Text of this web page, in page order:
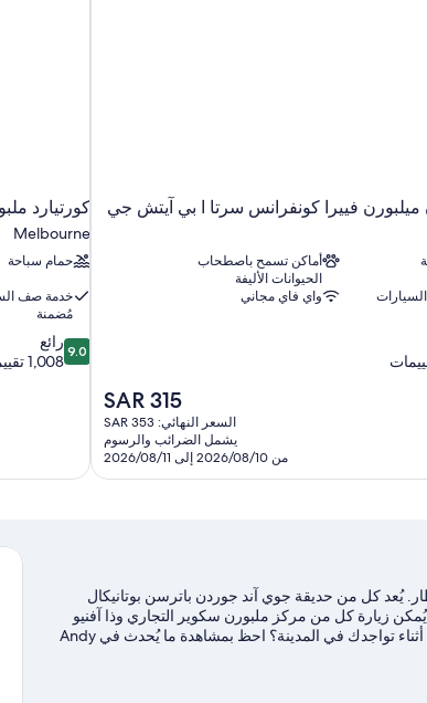
ميلبورن فييرا كونفرانس سرتا ا بي آيتش جي
أماكن تسمح باصطحاب
الحيوانات الأليفة
واي فاي مجاني
السعر
الحالي
هو
SAR
315
SAR 315
السعر النهائي: SAR 353
يشمل الضرائب والرسوم
من 2026/08/10 إلى 2026/08/11
كورتيارد
Melbourne
حمام سباحة
خدمة صف
مُضمنة
9.0
من
9.0 رائع
1,008 تقييمات
يُعد كل من حديقة جوي آند جوردن باترسن بوتانيكال
يُمكن زيارة كل من مركز ملبورن سكوير التجاري وذا آفنيو
فييرا لمن يرغبون التسوق.هل تطلع إلى الاستمتاع بحضور حدث أو مباراة في أثناء تواجدك في المدينة؟ احظ بمشاهدة ما يُحدث في Andy